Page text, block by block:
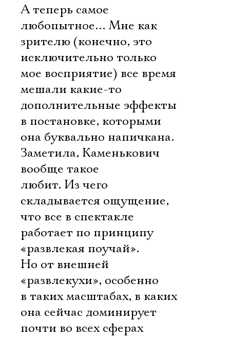
А теперь самое
любопытное… Мне как
зрителю (конечно, это
исключительно только
мое восприятие) все время
мешали какие-то
дополнительные эффекты
в постановке, которыми
она буквально напичкана.
Заметила, Каменькович
вообще такое
любит. Из чего
складывается ощущение,
что все в спектакле
работает по принципу
«развлекая поучай».
Но от внешней
«развлекухи», особенно
в таких масштабах, в каких
она сейчас доминирует
почти во всех сферах